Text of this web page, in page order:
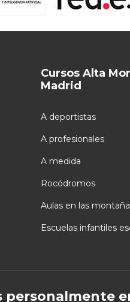
Cursos Alta
Madrid
A deportistas
A profesionales
A medida
Rocódromos
Aulas en las
Escuelas infantiles
personalmente